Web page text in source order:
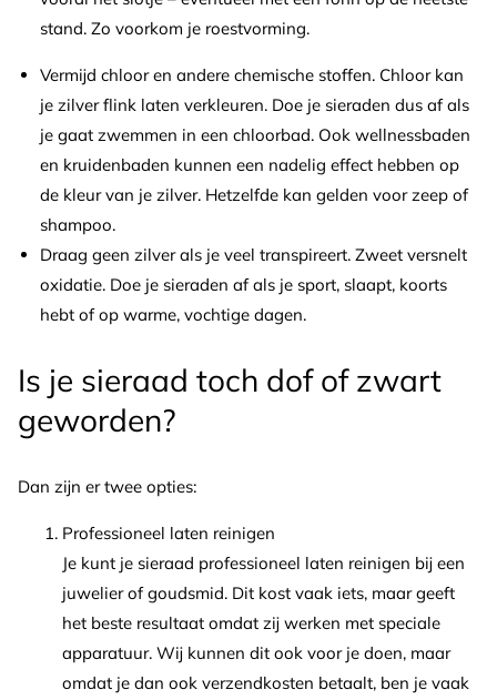
stand. Zo voorkom je roestvorming.
Vermijd chloor en andere chemische stoffen. Chloor kan
je zilver flink laten verkleuren. Doe je sieraden dus af als
je gaat zwemmen in een chloorbad. Ook wellnessbaden
en kruidenbaden kunnen een nadelig effect hebben op
de kleur van je zilver. Hetzelfde kan gelden voor zeep of
shampoo.
Draag geen zilver als je veel transpireert. Zweet versnelt
oxidatie. Doe je sieraden af als je sport, slaapt, koorts
hebt of op warme, vochtige dagen.
Is je sieraad toch dof of zwart
geworden?
Dan zijn er twee opties:
Professioneel laten reinigen
Je kunt je sieraad professioneel laten reinigen bij een
juwelier of goudsmid. Dit kost vaak iets, maar geeft
het beste resultaat omdat zij werken met speciale
apparatuur. Wij kunnen dit ook voor je doen, maar
omdat je dan ook verzendkosten betaalt, ben je vaak